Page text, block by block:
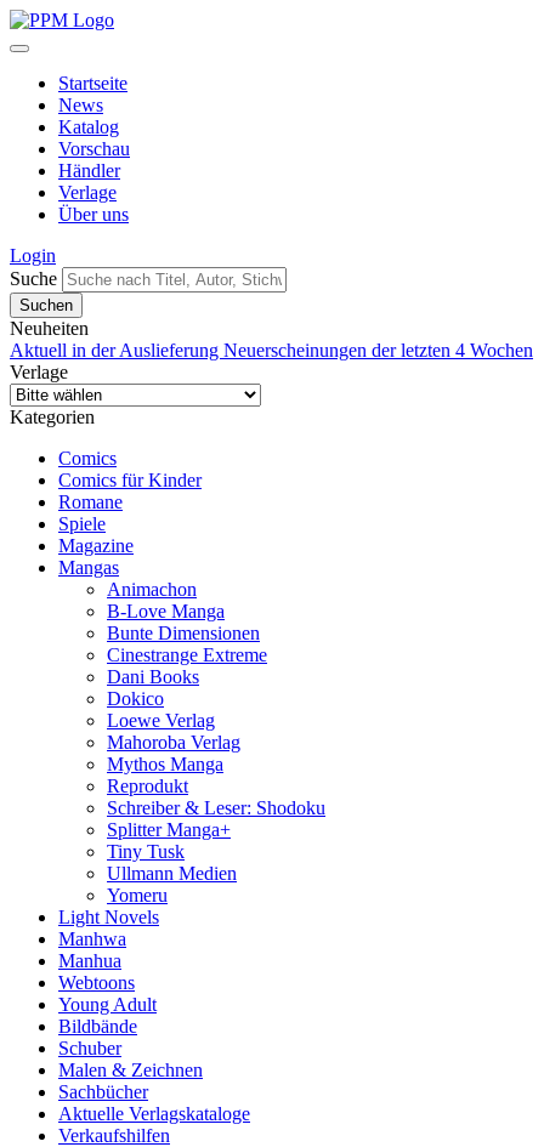
Startseite
News
Katalog
Vorschau
Händler
Verlage
Über uns
Login
Suche
Neuheiten
Aktuell in der Auslieferung Neuerscheinungen der letzten 4 Wochen
Verlage
Kategorien
Comics
Comics für Kinder
Romane
Spiele
Magazine
Mangas
Animachon
B-Love Manga
Bunte Dimensionen
Cinestrange Extreme
Dani Books
Dokico
Loewe Verlag
Mahoroba Verlag
Mythos Manga
Reprodukt
Schreiber & Leser: Shodoku
Splitter Manga+
Tiny Tusk
Ullmann Medien
Yomeru
Light Novels
Manhwa
Manhua
Webtoons
Young Adult
Bildbände
Schuber
Malen & Zeichnen
Sachbücher
Aktuelle Verlagskataloge
Verkaufshilfen